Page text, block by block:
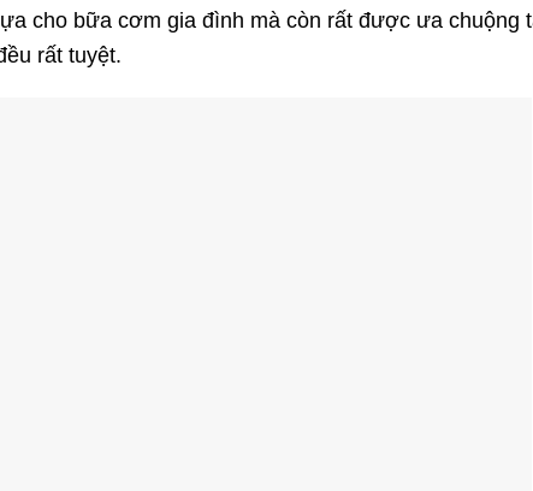
cho bữa cơm gia đình mà còn rất được ưa chuộng
rất tuyệt.